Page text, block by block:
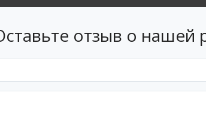
отзыв о нашей
защиту для новых и старых емкостей, а
Имея большой опыт работы в этой
вашего резервуара или колодца в самые
футеровки:
ПП, ПЭ и другие пластики